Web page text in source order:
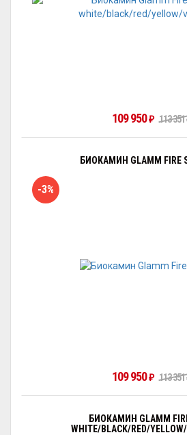
109 950₽ 113 351
БИОКАМИН GLAMM FIRE
-3%
109 950₽ 113 351
БИОКАМИН GLAMM FIRE
WHITE/BLACK/RED/